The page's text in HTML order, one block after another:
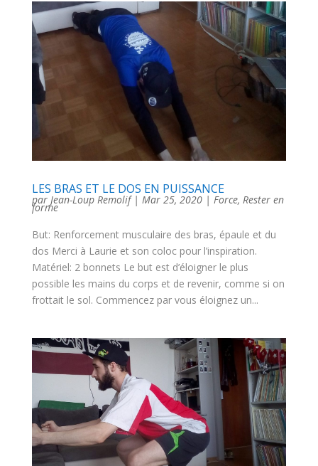
LES BRAS ET LE DOS EN PUISSANCE
par Jean-Loup Remolif| Mar 25, 2020| Force, Rester en
forme
But: Renforcement musculaire des bras, épaule et du
dos Merci à Laurie et son coloc pour l’inspiration.
Matériel: 2 bonnets Le but est d’éloigner le plus
possible les mains du corps et de revenir, comme si on
frottait le sol. Commencez par vous éloignez un...